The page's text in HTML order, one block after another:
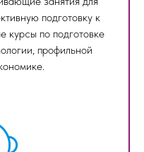
подготовку к
курсы по подготовке
профильной